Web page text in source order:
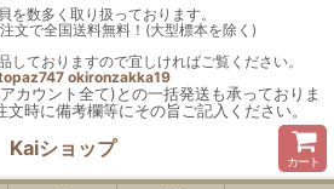
を数多く取り扱っております。
文で全国送料無料！(大型標本を除く)
しておりますので宜しければご覧ください。
okironzakka19
カウント全て)との一括発送も承っておりま
時に備考欄等にその旨ご記入ください。
Kaiショップ
カート